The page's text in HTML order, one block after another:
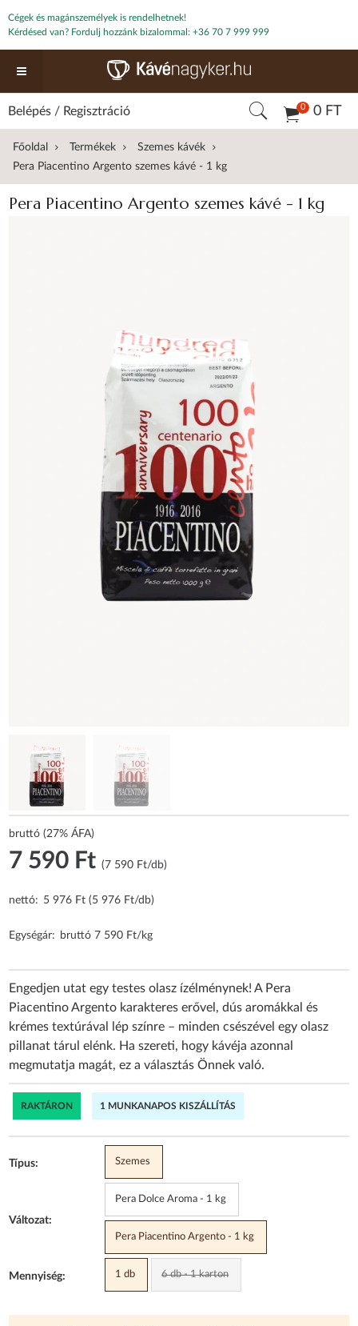
Cégek és magánszemélyek is rendelhetnek!
Kérdésed van? Fordulj hozzánk bizalommal: +36 70 7 999 999
0 0 FT
Belépés / Regisztráció
Főoldal Termékek
Szemes kávék
Pera Piacentino Argento szemes kávé - 1 kg
Pera Piacentino Argento szemes kávé - 1 kg
bruttó (27% ÁFA)
7 590 Ft(7 590 Ft/db)
nettó: 5 976 Ft (5 976 Ft/db)
Egységár: bruttó 7 590 Ft/kg
Engedjen utat egy testes olasz ízélménynek! A Pera
Piacentino Argento karakteres erővel, dús aromákkal és
krémes textúrával lép színre – minden csészével egy olasz
pillanat tárul elénk. Ha szereti, hogy kávéja azonnal
megmutatja magát, ez a választás Önnek való.
RAKTÁRON 1 MUNKANAPOS KISZÁLLÍTÁS
Típus: Szemes
Változat:
Pera Dolce Aroma - 1 kg
Pera Piacentino Argento - 1 kg
Mennyiség: 1 db 6 db - 1 karton